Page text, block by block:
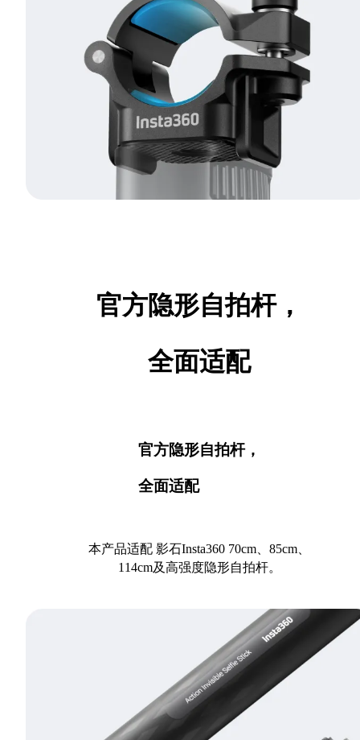
官方隐形自拍杆，
全面适配
官方隐形自拍杆，
全面适配
本产品适配 影石Insta360 70cm、85cm、
114cm及高强度隐形自拍杆。